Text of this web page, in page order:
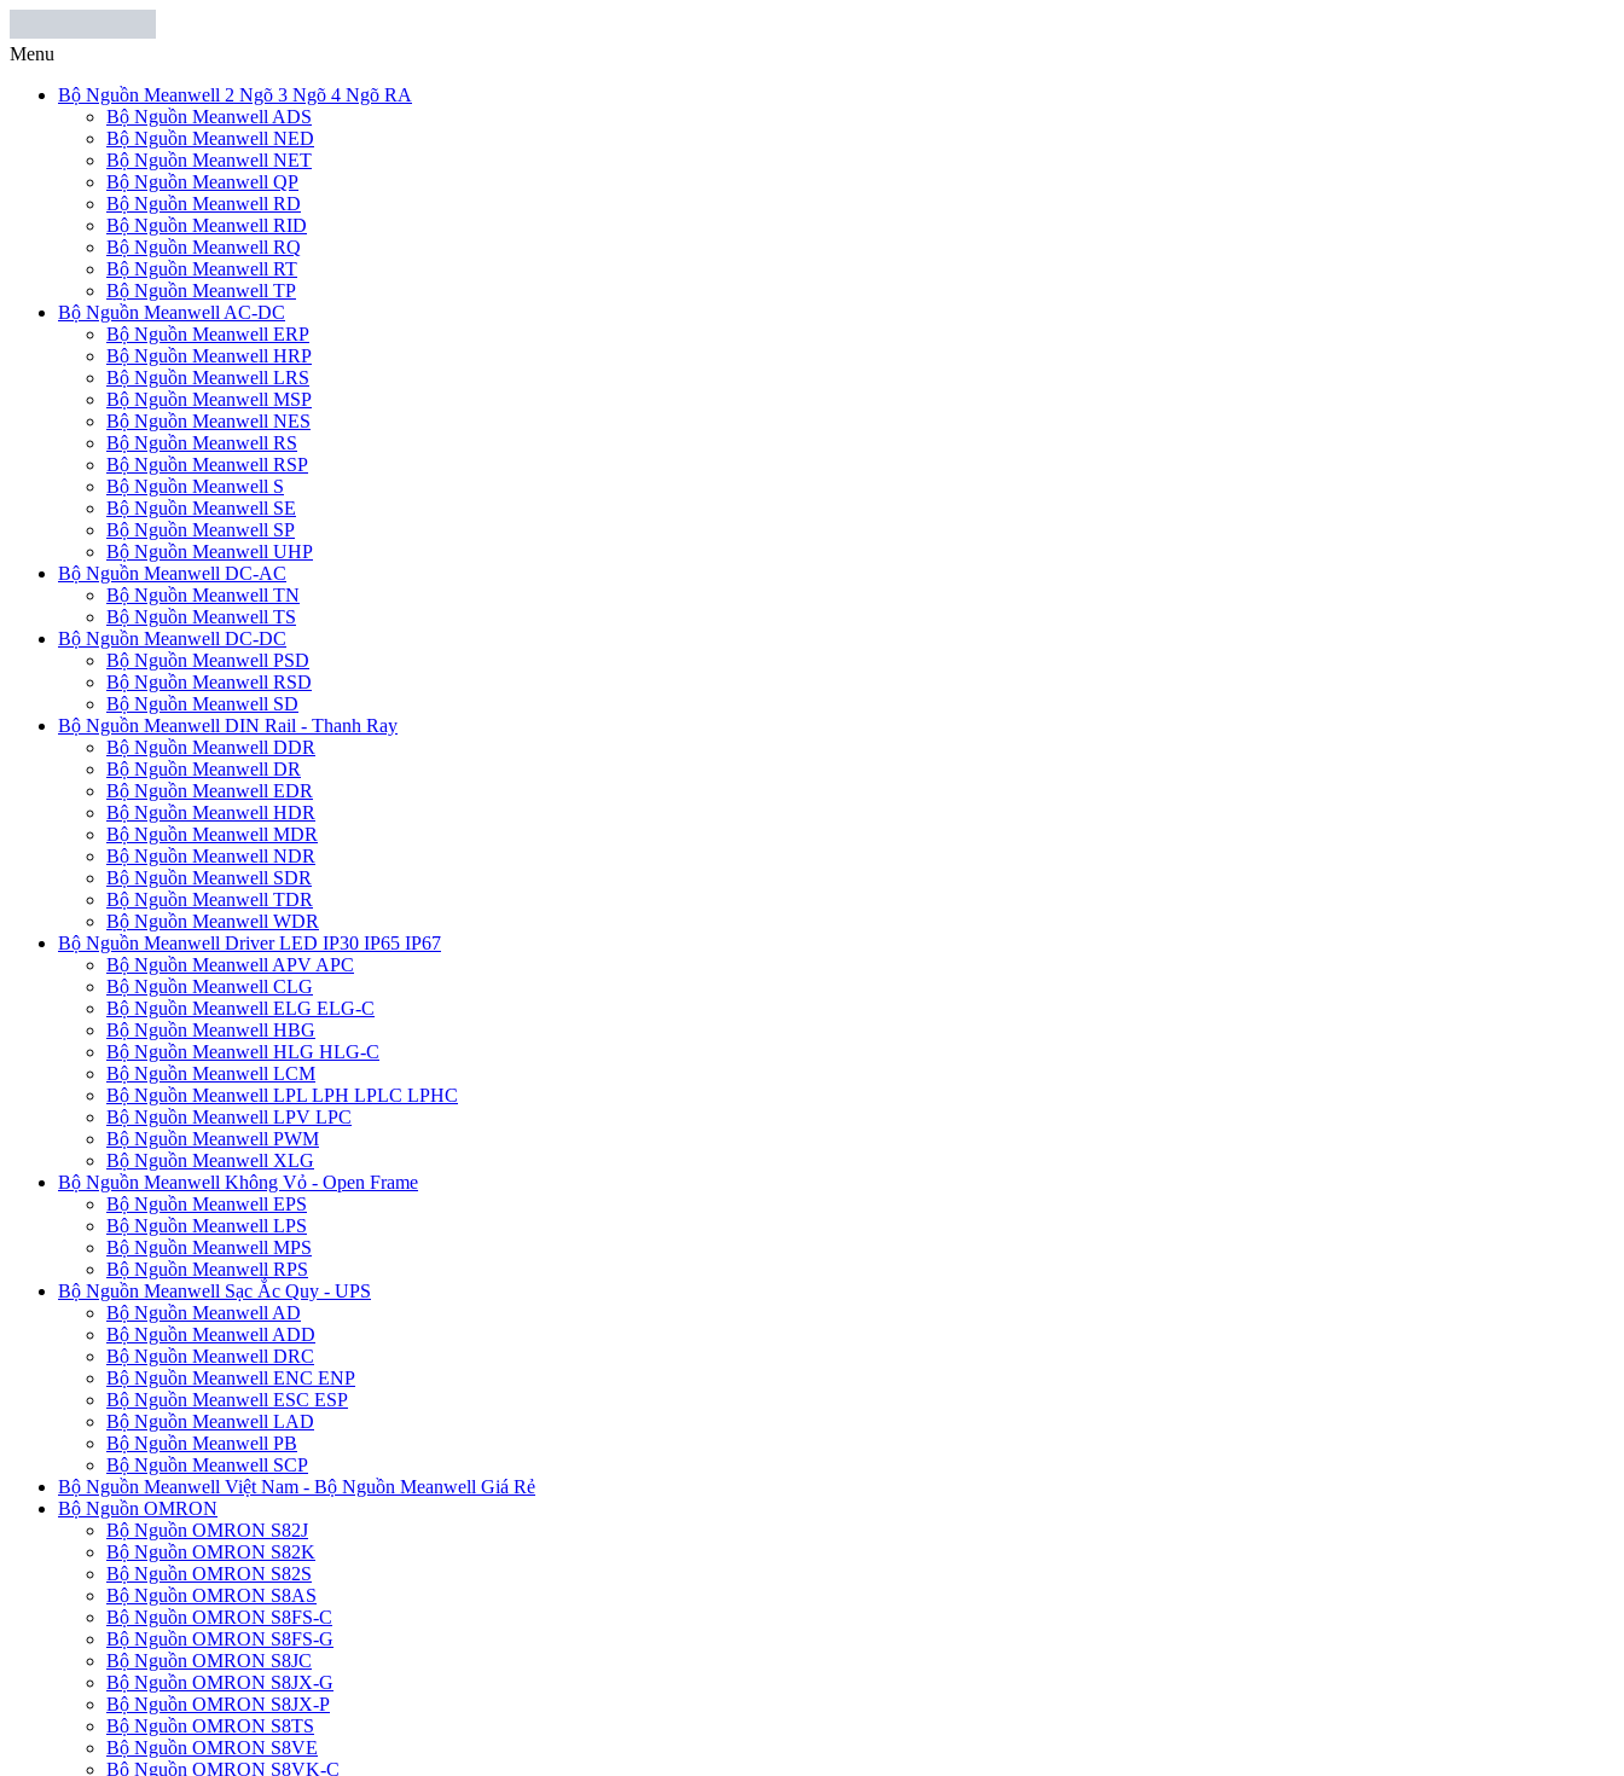
Menu
Bộ Nguồn Meanwell 2 Ngõ 3 Ngõ 4 Ngõ RA
Bộ Nguồn Meanwell ADS
Bộ Nguồn Meanwell NED
Bộ Nguồn Meanwell NET
Bộ Nguồn Meanwell QP
Bộ Nguồn Meanwell RD
Bộ Nguồn Meanwell RID
Bộ Nguồn Meanwell RQ
Bộ Nguồn Meanwell RT
Bộ Nguồn Meanwell TP
Bộ Nguồn Meanwell AC-DC
Bộ Nguồn Meanwell ERP
Bộ Nguồn Meanwell HRP
Bộ Nguồn Meanwell LRS
Bộ Nguồn Meanwell MSP
Bộ Nguồn Meanwell NES
Bộ Nguồn Meanwell RS
Bộ Nguồn Meanwell RSP
Bộ Nguồn Meanwell S
Bộ Nguồn Meanwell SE
Bộ Nguồn Meanwell SP
Bộ Nguồn Meanwell UHP
Bộ Nguồn Meanwell DC-AC
Bộ Nguồn Meanwell TN
Bộ Nguồn Meanwell TS
Bộ Nguồn Meanwell DC-DC
Bộ Nguồn Meanwell PSD
Bộ Nguồn Meanwell RSD
Bộ Nguồn Meanwell SD
Bộ Nguồn Meanwell DIN Rail - Thanh Ray
Bộ Nguồn Meanwell DDR
Bộ Nguồn Meanwell DR
Bộ Nguồn Meanwell EDR
Bộ Nguồn Meanwell HDR
Bộ Nguồn Meanwell MDR
Bộ Nguồn Meanwell NDR
Bộ Nguồn Meanwell SDR
Bộ Nguồn Meanwell TDR
Bộ Nguồn Meanwell WDR
Bộ Nguồn Meanwell Driver LED IP30 IP65 IP67
Bộ Nguồn Meanwell APV APC
Bộ Nguồn Meanwell CLG
Bộ Nguồn Meanwell ELG ELG-C
Bộ Nguồn Meanwell HBG
Bộ Nguồn Meanwell HLG HLG-C
Bộ Nguồn Meanwell LCM
Bộ Nguồn Meanwell LPL LPH LPLC LPHC
Bộ Nguồn Meanwell LPV LPC
Bộ Nguồn Meanwell PWM
Bộ Nguồn Meanwell XLG
Bộ Nguồn Meanwell Không Vỏ - Open Frame
Bộ Nguồn Meanwell EPS
Bộ Nguồn Meanwell LPS
Bộ Nguồn Meanwell MPS
Bộ Nguồn Meanwell RPS
Bộ Nguồn Meanwell Sạc Ắc Quy - UPS
Bộ Nguồn Meanwell AD
Bộ Nguồn Meanwell ADD
Bộ Nguồn Meanwell DRC
Bộ Nguồn Meanwell ENC ENP
Bộ Nguồn Meanwell ESC ESP
Bộ Nguồn Meanwell LAD
Bộ Nguồn Meanwell PB
Bộ Nguồn Meanwell SCP
Bộ Nguồn Meanwell Việt Nam - Bộ Nguồn Meanwell Giá Rẻ
Bộ Nguồn OMRON
Bộ Nguồn OMRON S82J
Bộ Nguồn OMRON S82K
Bộ Nguồn OMRON S82S
Bộ Nguồn OMRON S8AS
Bộ Nguồn OMRON S8FS-C
Bộ Nguồn OMRON S8FS-G
Bộ Nguồn OMRON S8JC
Bộ Nguồn OMRON S8JX-G
Bộ Nguồn OMRON S8JX-P
Bộ Nguồn OMRON S8TS
Bộ Nguồn OMRON S8VE
Bộ Nguồn OMRON S8VK-C